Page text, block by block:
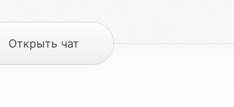
Открыть чат